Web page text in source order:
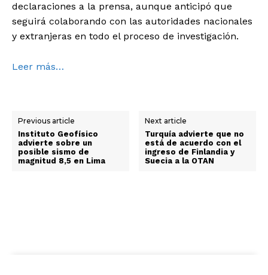
declaraciones a la prensa, aunque anticipó que
seguirá colaborando con las autoridades nacionales
y extranjeras en todo el proceso de investigación.
Leer más…
Previous article
Instituto Geofísico
advierte sobre un
posible sismo de
magnitud 8,5 en Lima
Next article
Turquía advierte que no
está de acuerdo con el
ingreso de Finlandia y
Suecia a la OTAN